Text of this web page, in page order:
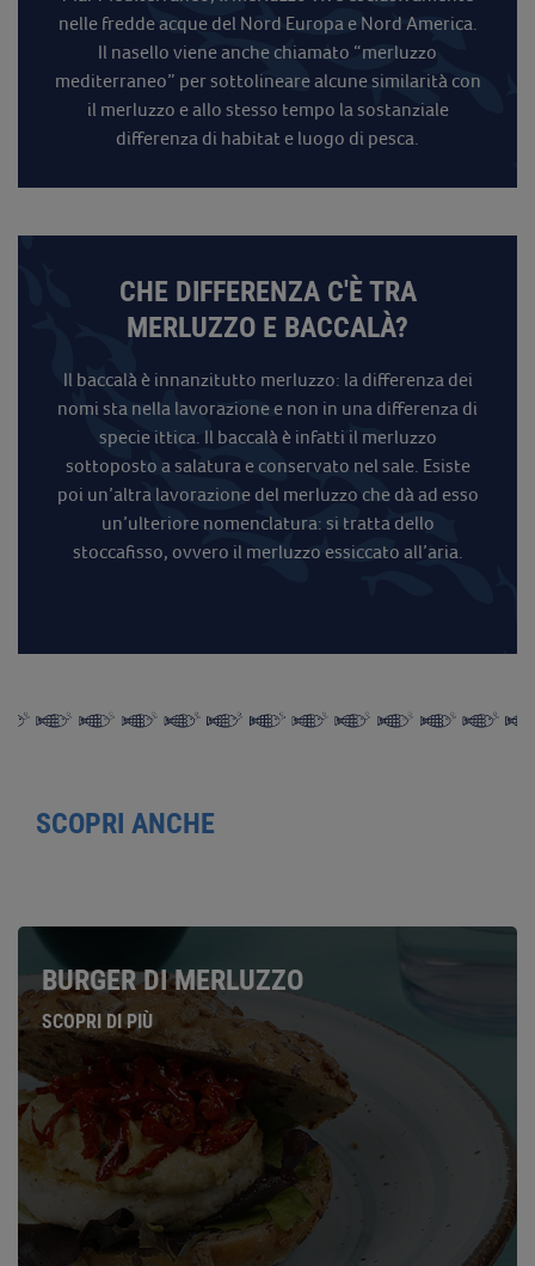
nelle fredde acque del Nord Europa e Nord America.
Il nasello viene anche chiamato “merluzzo
mediterraneo” per sottolineare alcune similarità con
il merluzzo e allo stesso tempo la sostanziale
differenza di habitat e luogo di pesca.
CHE DIFFERENZA C'È TRA
MERLUZZO E BACCALÀ?
Il baccalà è innanzitutto merluzzo: la differenza dei
nomi sta nella lavorazione e non in una differenza di
specie ittica. Il baccalà è infatti il merluzzo
sottoposto a salatura e conservato nel sale. Esiste
poi un’altra lavorazione del merluzzo che dà ad esso
un’ulteriore nomenclatura: si tratta dello
stoccafisso, ovvero il merluzzo essiccato all’aria.
SCOPRI ANCHE
BURGER DI MERLUZZO
SCOPRI DI PIÙ